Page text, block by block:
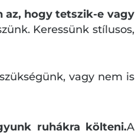
az, hogy tetszik-e vagy
Keressünk stílusos,
vagy nem is
ruhákra költeni.A